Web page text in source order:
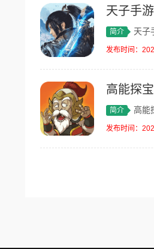
天子手游
简介 天子
发布时间：
高能探
简介 高能
发布时间：